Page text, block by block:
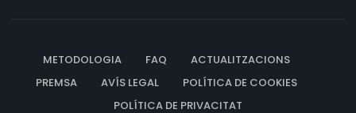
METODOLOGIA FAQ
ACTUALITZACIONS
PREMSA
AVÍS LEGAL
POLÍTICA DE COOKIES
POLÍTICA DE PRIVACITAT